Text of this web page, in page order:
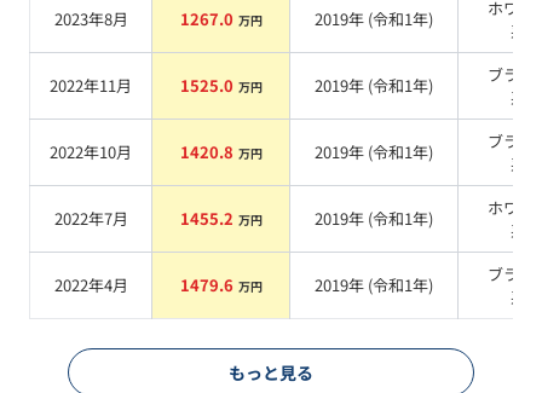
2023年8月 1267.0 万円 2019年 (令和1年)
ホワイ
系
2022年11月 1525.0 万円 2019年 (令和1年)
ブラッ
系
2022年10月 1420.8 万円 2019年 (令和1年)
ブラッ
系
2022年7月 1455.2 万円 2019年 (令和1年)
ホワイ
系
2022年4月 1479.6 万円 2019年 (令和1年)
ブラッ
系
もっと見る